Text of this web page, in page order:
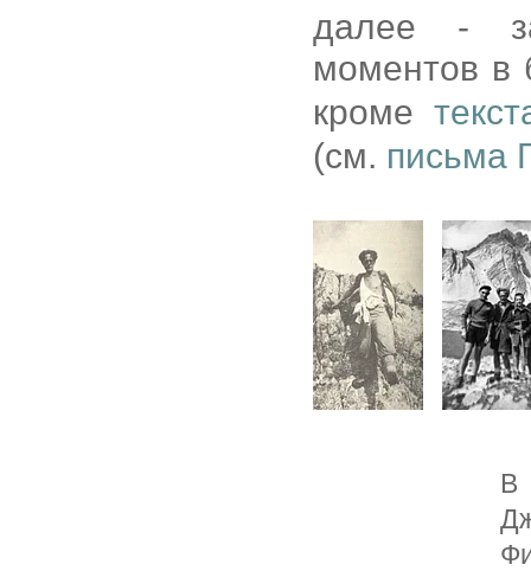
далее -
моментов в
кроме
(см. письма
В